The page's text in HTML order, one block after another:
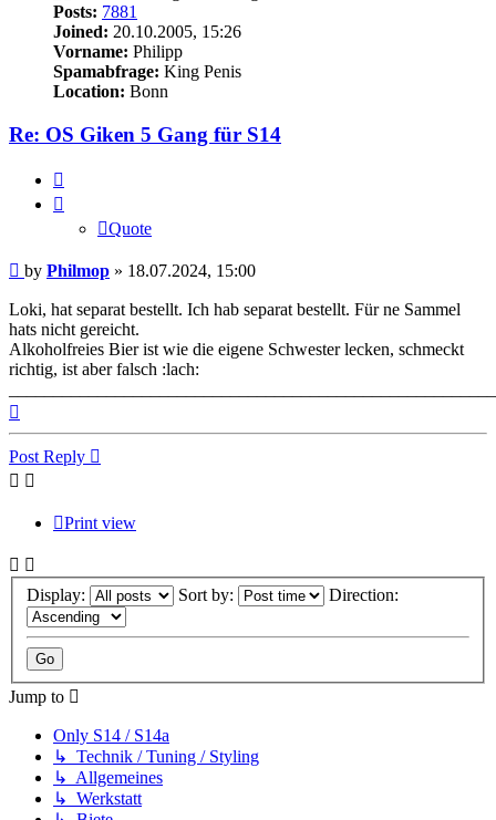
Posts: 7881
Joined: 20.10.2005, 15:26
Vorname: Philipp
Spamabfrage: King Penis
Location: Bonn
Re: OS Giken 5 Gang für S14
Quote
Post
by Philmop » 18.07.2024, 15:00
Loki, hat separat bestellt. Ich hab separat bestellt. Für ne Sammel
hats nicht gereicht.
Alkoholfreies Bier ist wie die eigene Schwester lecken, schmeckt
richtig, ist aber falsch :lach:
Post Reply
Print view
Display: Sort by: Direction:
Jump to
Only S14 / S14a
↳ Technik / Tuning / Styling
↳ Allgemeines
↳ Werkstatt